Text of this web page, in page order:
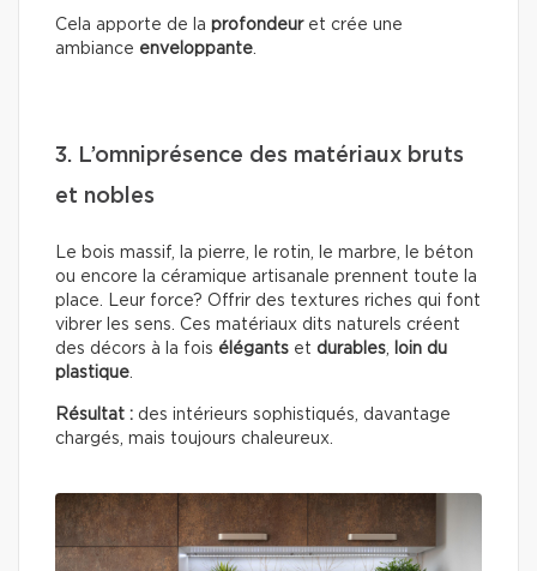
Cela apporte de la profondeuret crée une
ambiance enveloppante.
3. L’omniprésence des matériaux bruts
et nobles
Le bois massif, la pierre, le rotin, le marbre, le béton
ou encore la céramique artisanale prennent toute la
place. Leur force? Offrir des textures riches qui font
vibrer les sens. Ces matériaux dits naturels créent
des décors à la fois élégants et durables, loin du
plastique.
Résultat : des intérieurs sophistiqués, davantage
chargés, mais toujours chaleureux.